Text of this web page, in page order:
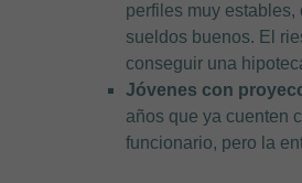
perfiles muy
sueldos buenos. El
conseguir una
Jóvenes con
años que ya cuenten
funcionario, pero la